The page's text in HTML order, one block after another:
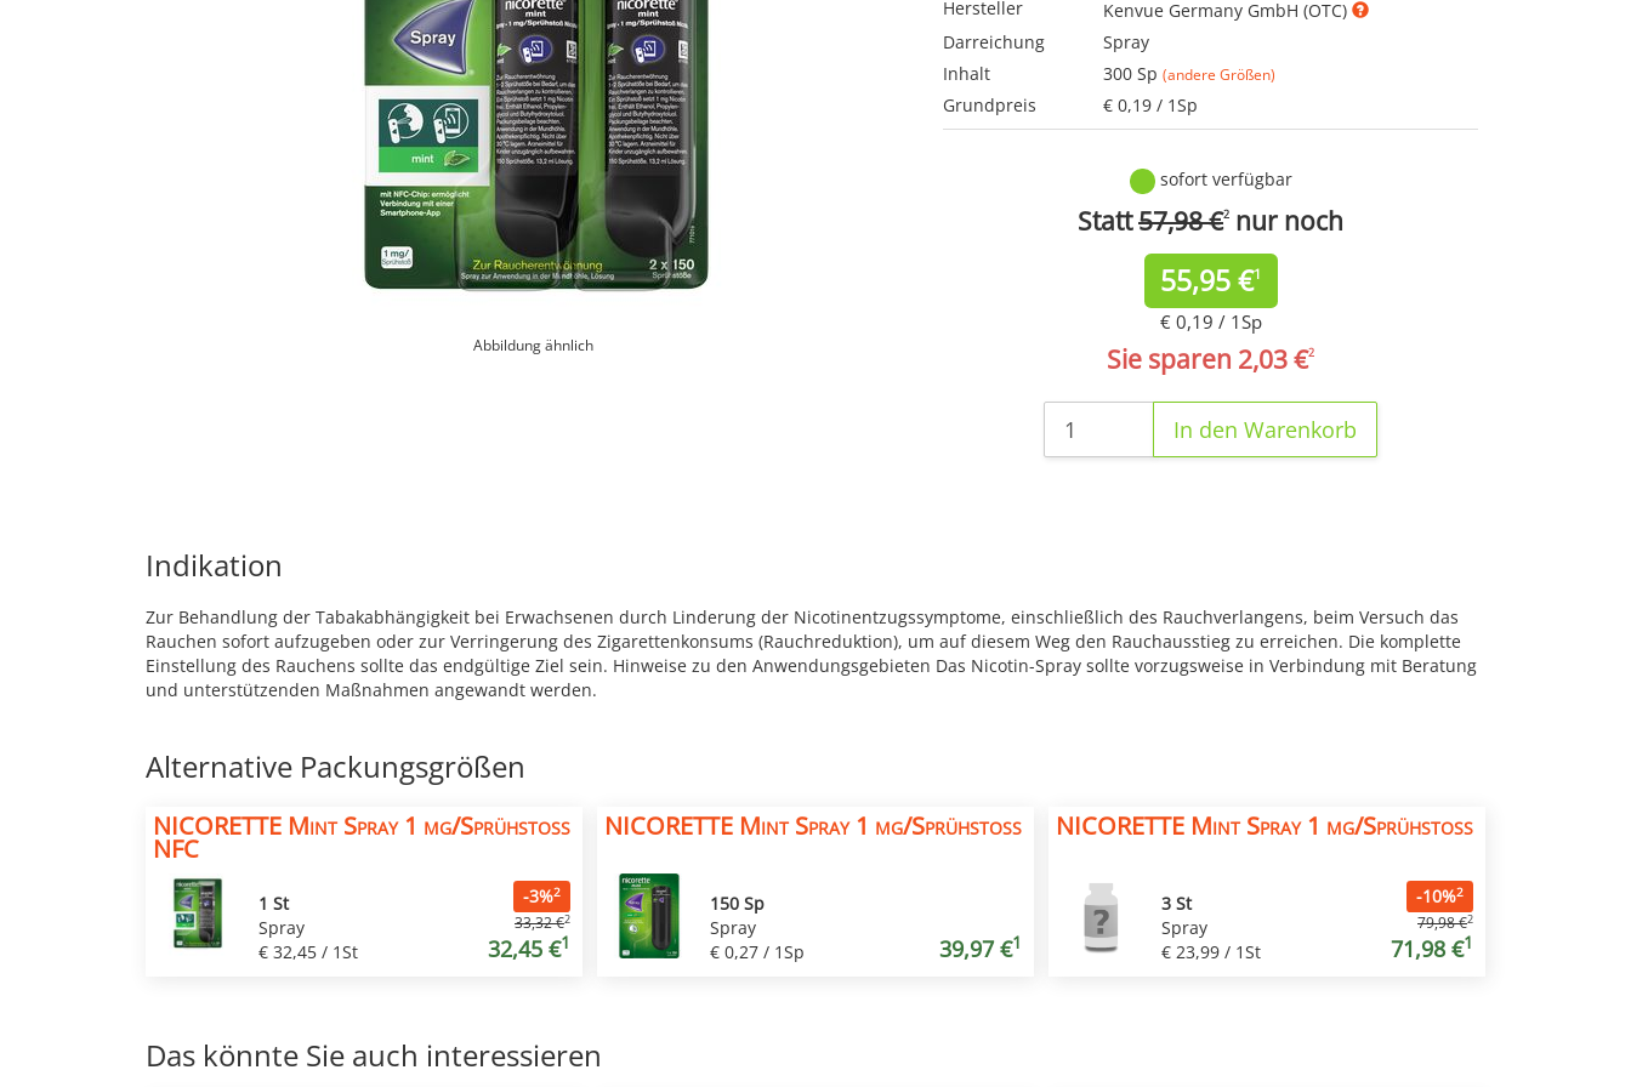
Abbildung ähnlich
Hersteller
Kenvue Germany GmbH (OTC)
Darreichung
Spray
Inhalt
300 Sp (andere Größen)
Grundpreis € 0,19 / 1Sp
sofort verfügbar
Statt57,98 €2 nur noch
55,95€1
€ 0,19 / 1Sp
Sie sparen 2,03 €2
In den Warenkorb
Indikation
Zur Behandlung der Tabakabhängigkeit bei Erwachsenen durch Linderung der Nicotinentzugssymptome, einschließlich des Rauchverlangens, beim Versuch das
Rauchen sofort aufzugeben oder zur Verringerung des Zigarettenkonsums (Rauchreduktion), um auf diesem Weg den Rauchausstieg zu erreichen. Die komplette
Einstellung des Rauchens sollte das endgültige Ziel sein. Hinweise zu den Anwendungsgebieten Das Nicotin-Spray sollte vorzugsweise in Verbindung mit Beratung
und unterstützenden Maßnahmen angewandt werden.
Alternative Packungsgrößen
NICORETTE Mint Spray 1 mg/Sprühstoß
NFC
1 St
Spray
€ 32,45 / 1St
-3%2
33,32 €2
32,45 €1
NICORETTE Mint Spray 1 mg/Sprühstoß
150 Sp
Spray
€ 0,27 / 1Sp
39,97 €1
NICORETTE Mint Spray 1 mg/Sprühstoß
3 St
Spray
€ 23,99 / 1St
-10%2
79,98 €2
71,98 €1
Das könnte Sie auch interessieren